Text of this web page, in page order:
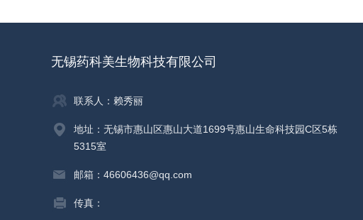
无锡药科美生物科技有限公司
联系人：赖秀丽
地址：无锡市惠山区惠山大道1699号惠山生命科技园C区5栋
5315室
邮箱：46606436@qq.com
传真：